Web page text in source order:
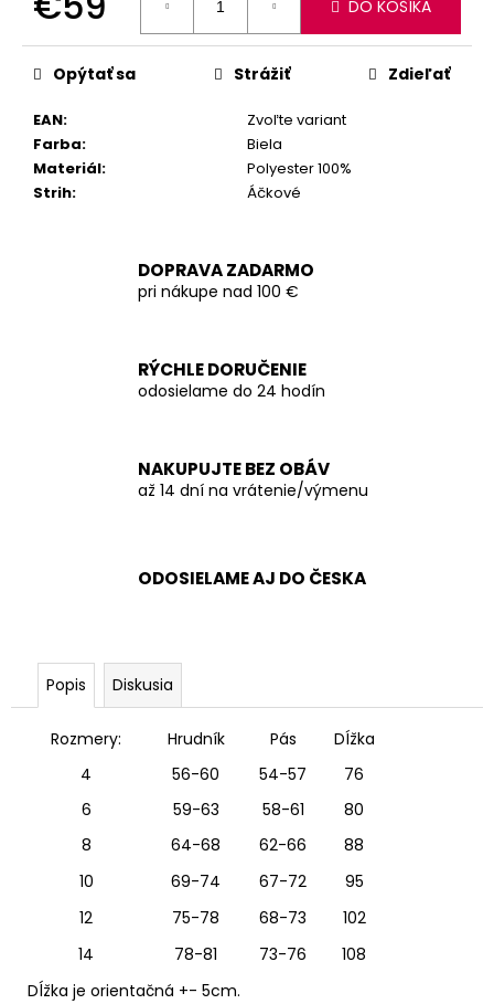
DO KOŠÍKA
EAN:
Zvoľte variant
Farba:
Biela
Materiál:
Polyester 100%
Strih: Áčkové
Opýtať sa Strážiť Zdieľať
DOPRAVA ZADARMO
pri nákupe nad 100 €
RÝCHLE DORUČENIE
odosielame do 24 hodín
NAKUPUJTE BEZ OBÁV
až 14 dní na vrátenie/výmenu
ODOSIELAME AJ DO ČESKA
Popis Diskusia
Rozmery: Hrudník Pás
DÍžka
4
56-60 54-57
76
6
59-63 58-61
80
8
64-68 62-66
88
10
69-74 67-72
95
12
75-78 68-73
102
14
78-81 73-76
108
Dĺžka je orientačná +- 5cm.